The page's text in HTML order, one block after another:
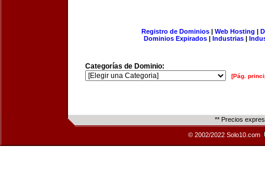
Registro de Dominios| Web Hosting |
Dominios Expirados | Industrias |
Categorías de Dominio:
[Pág.
** Precios
© 2002/2022 Solo10.com